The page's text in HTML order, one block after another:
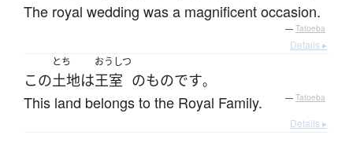
The royal wedding was a magnificent occasion.
— Tatoeba
Details ▸
この
とち
土地は
おうしつ
王室 のものです。
This land belongs to the Royal Family. — Tatoeba
Details ▸